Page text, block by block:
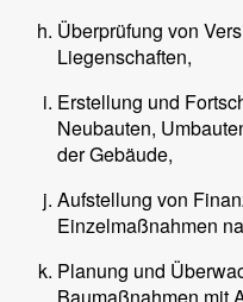
Überprüfung von
Liegenschaften,
Erstellung und
Neubauten,
der Gebäude,
Aufstellung von
Einzelmaßnahmen
Planung und